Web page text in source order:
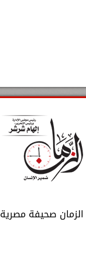
الزمان صحيفة مصرية